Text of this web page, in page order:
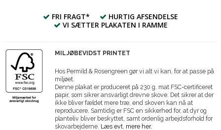
FRI FRAGT*
HURTIG AFSENDELSE
VI SÆTTER PLAKATEN I RAMME
MILJØBEVIDST PRINTET
Hos Permild & Rosengreen gør vi alt vi kan, for at passe på
miljøet.
Denne plakat er produceret på 230 g. mat FSC-certificeret
papir, som sikrer ansvarligt drevne skove. Det sikrer at der
ikke bliver fældet mere træ, end skoven kan nå at
reproducere. Samtidig er FSC en sikkerhed for, at dyr og
planteliv bliver beskyttet, samt ordenlig arbejdsforhold for
skovarbejderne. Læs evt. mere her.